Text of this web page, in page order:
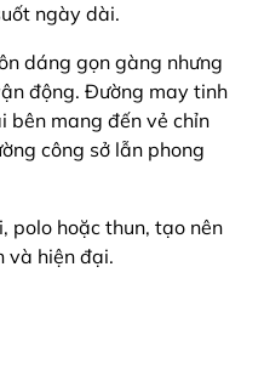
ngày dài.
dáng gọn gàng nhưng
động. Đường may tinh
bên mang đến vẻ chỉn
công sở lẫn phong
polo hoặc thun, tạo nên
và hiện đại.